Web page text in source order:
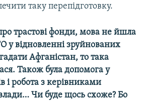
таку перепідготовку.
трастові фонди, мова не йшла
у відновленні зруйнованих
Афганістан, то така
Також була допомога у
і робота з керівниками
Чи буде щось схоже? Бо